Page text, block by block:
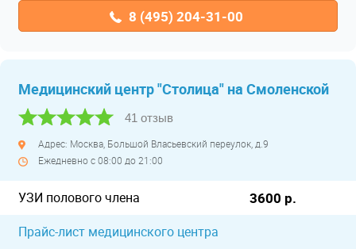
8 (495) 204-31-00
Медицинский центр "Столица" на Смоленской
41 отзыв
Адрес: Москва, Большой Власьевский переулок, д.9
Ежедневно с 08:00 до 21:00
УЗИ полового члена 3600 р.
Прайс-лист медицинского центра